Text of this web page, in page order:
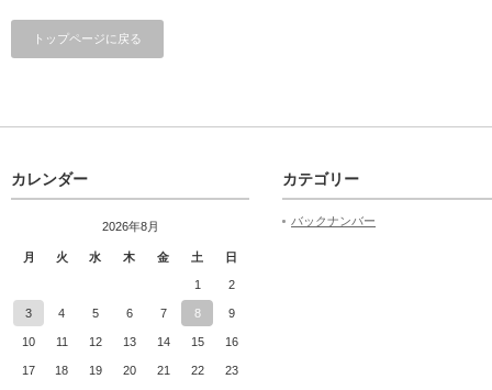
トップページに戻る
カレンダー
2026年8月
月 火 水 木 金 土 日
1 2
3 4 5 6 7 8 9
10 11 12 13 14 15 16
17 18 19 20 21 22 23
カテゴリー
バックナンバー